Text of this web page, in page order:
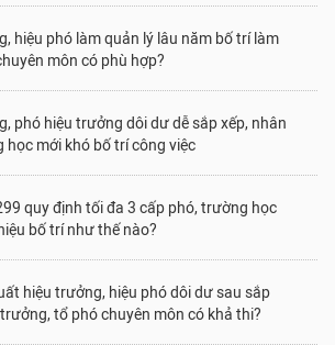
hiệu phó làm quản lý lâu năm bố trí làm
môn có phù hợp?
phó hiệu trưởng dôi dư dễ sắp xếp, nhân
học mới khó bố trí công việc
quy định tối đa 3 cấp phó, trường học
bố trí như thế nào?
hiệu trưởng, hiệu phó dôi dư sau sắp
tổ phó chuyên môn có khả thi?